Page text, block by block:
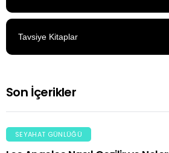
Tavsiye Kitaplar
Son İçerikler
SEYAHAT GÜNLÜĞÜ